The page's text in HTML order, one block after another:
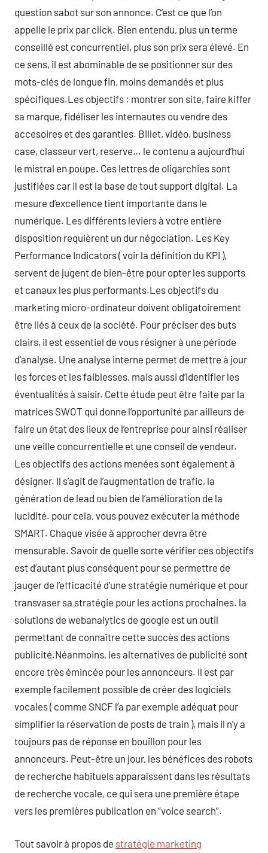
question sabot sur son annonce. C’est ce que l’on
appelle le prix par click. Bien entendu, plus un terme
conseillé est concurrentiel, plus son prix sera élevé. En
ce sens, il est abominable de se positionner sur des
mots-clés de longue fin, moins demandés et plus
spécifiques.Les objectifs : montrer son site, faire kiffer
sa marque, fidéliser les internautes ou vendre des
accesoires et des garanties. Billet, vidéo, business
case, classeur vert, reserve… le contenu a aujourd’hui
le mistral en poupe. Ces lettres de oligarchies sont
justifiées car il est la base de tout support digital. La
mesure d’excellence tient importante dans le
numérique. Les différents leviers à votre entière
disposition requièrent un dur négociation. Les Key
Performance Indicators ( voir la définition du KPI ),
servent de jugent de bien-être pour opter les supports
et canaux les plus performants.Les objectifs du
marketing micro-ordinateur doivent obligatoirement
être liés à ceux de la société. Pour préciser des buts
clairs, il est essentiel de vous résigner à une période
d’analyse. Une analyse interne permet de mettre à jour
les forces et les faiblesses, mais aussi d’identifier les
éventualités à saisir. Cette étude peut être faite par la
matrices SWOT qui donne l’opportunité par ailleurs de
faire un état des lieux de l’entreprise pour ainsi réaliser
une veille concurrentielle et une conseil de vendeur.
Les objectifs des actions menées sont également à
désigner. Il s’agit de l’augmentation de trafic, la
génération de lead ou bien de l’amélioration de la
lucidité. pour cela, vous pouvez exécuter la méthode
SMART. Chaque visée à approcher devra être
mensurable. Savoir de quelle sorte vérifier ces objectifs
est d’autant plus conséquent pour se permettre de
jauger de l’efficacité d’une stratégie numérique et pour
transvaser sa stratégie pour les actions prochaines. la
solutions de webanalytics de google est un outil
permettant de connaître cette succès des actions
publicité.Néanmoins, les alternatives de publicité sont
encore très émincée pour les annonceurs. Il est par
exemple facilement possible de créer des logiciels
vocales ( comme SNCF l’a par exemple adéquat pour
simplifier la réservation de posts de train ), mais il n’y a
toujours pas de réponse en bouillon pour les
annonceurs. Peut-être un jour, les bénéfices des robots
de recherche habituels apparaîssent dans les résultats
de recherche vocale, ce qui sera une première étape
vers les premières publication en “voice search”.
Tout savoir à propos de stratégie marketing